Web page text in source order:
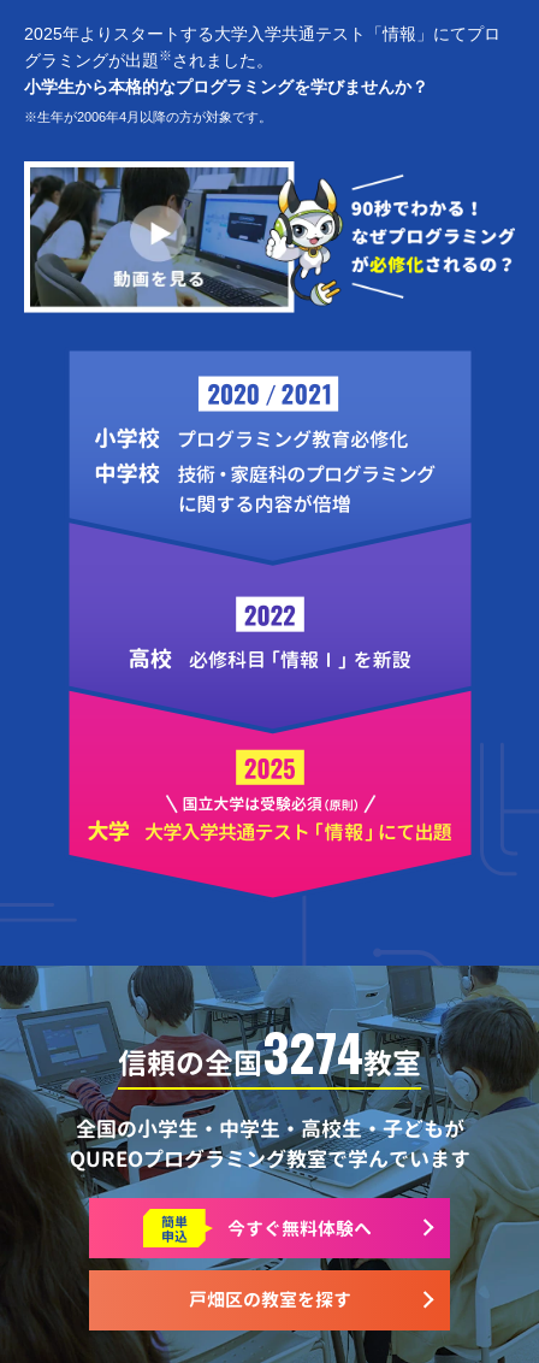
2025年よりスタートする大学入学共通テスト「情報」にてプロ
グラミングが出題※されました。
小学生から本格的なプログラミングを学びませんか？
※生年が2006年4月以降の方が対象です。
信頼の全国3274教室
全国の小学生・中学生・高校生・子どもが
QUREOプログラミング教室で学んでいます
戸畑区の教室を探す
簡単
申込 今すぐ無料体験へ